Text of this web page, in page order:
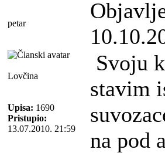
petar
Lovčina
Upisa: 1690
Pristupio:
13.07.2010. 21:59
Svoju
stavim
na pod